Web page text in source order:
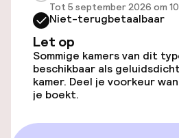
Zwemmen & wellness
Turks stoombad
Fitnessruimte / gym
Entertainment
Tot 5 september 2026 om
Niet-terugbetaalbaar
Let op
Sommige kamers van dit
beschikbaar als
kamer. Deel je voorkeur
je boekt.